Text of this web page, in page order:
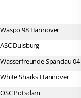
Waspo 98 Hannover
ASC Duisburg
Wasserfreunde Spandau 04
White Sharks Hannover
OSC Potsdam